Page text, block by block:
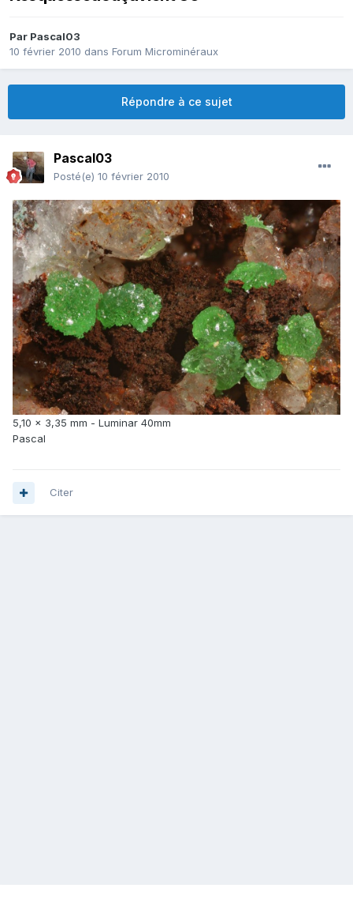
Par Pascal03
10 février 2010 dans Forum Microminéraux
Répondre à ce sujet
Pascal03
Posté(e) 10 février 2010
5,10 x 3,35 mm - Luminar 40mm
Pascal
Citer